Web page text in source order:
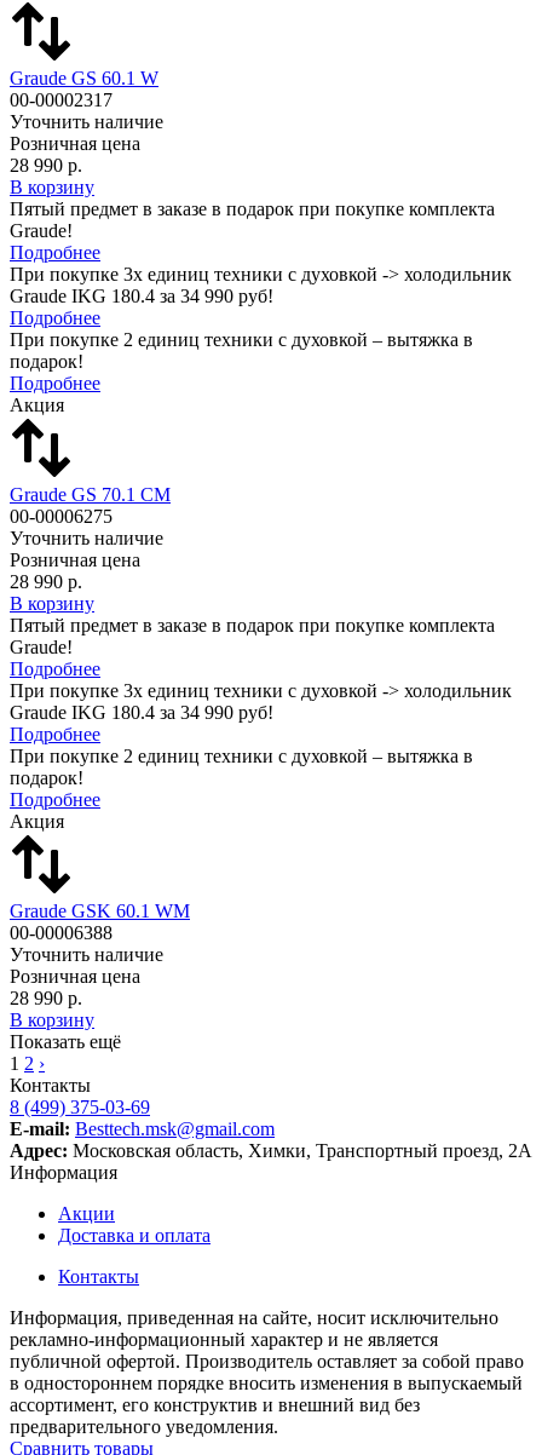
Graude GS 60.1 W
00-00002317
Уточнить наличие
Розничная цена
28 990 р.
В корзину
Пятый предмет в заказе в подарок при покупке комплекта
Graude!
Подробнее
При покупке 3х единиц техники с духовкой -> холодильник
Graude IKG 180.4 за 34 990 руб!
Подробнее
При покупке 2 единиц техники с духовкой – вытяжка в
подарок!
Подробнее
Акция
Graude GS 70.1 CM
00-00006275
Уточнить наличие
Розничная цена
28 990 р.
В корзину
Пятый предмет в заказе в подарок при покупке комплекта
Graude!
Подробнее
При покупке 3х единиц техники с духовкой -> холодильник
Graude IKG 180.4 за 34 990 руб!
Подробнее
При покупке 2 единиц техники с духовкой – вытяжка в
подарок!
Подробнее
Акция
Graude GSK 60.1 WM
00-00006388
Уточнить наличие
Розничная цена
28 990 р.
В корзину
Показать ещё
1 2 ›
Контакты
8 (499) 375-03-69
E-mail: Besttech.msk@gmail.com
Адрес: Московская область, Химки, Транспортный проезд, 2А
Информация
Акции
Доставка и оплата
Контакты
Информация, приведенная на сайте, носит исключительно
рекламно-информационный характер и не является
публичной офертой. Производитель оставляет за собой право
в одностороннем порядке вносить изменения в выпускаемый
ассортимент, его конструктив и внешний вид без
предварительного уведомления.
Сравнить товары